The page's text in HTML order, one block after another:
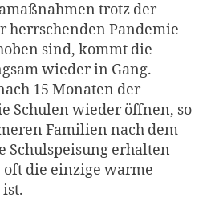
trotz der
herrschenden Pandemie
sind, kommt die
wieder in Gang.
15 Monaten der
Schulen wieder öffnen, so
Familien nach dem
Schulspeisung erhalten
die einzige warme
ist.